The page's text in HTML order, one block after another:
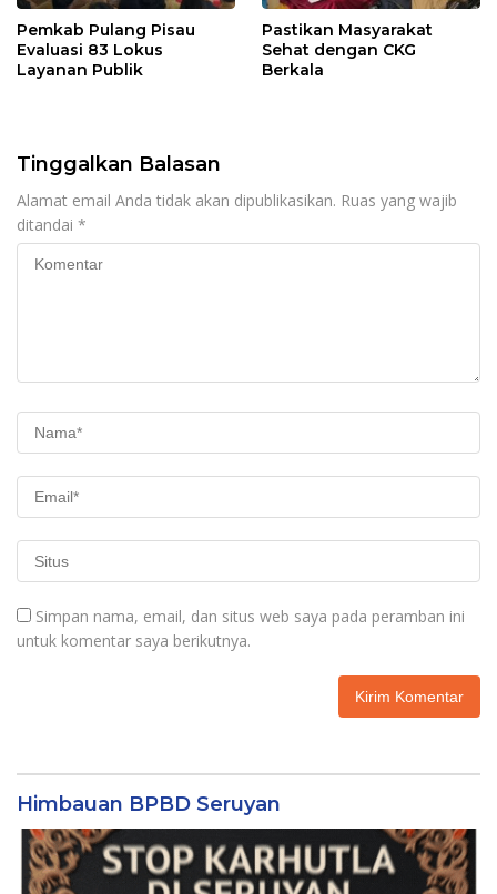
Pemkab Pulang Pisau
Evaluasi 83 Lokus
Layanan Publik
Pastikan Masyarakat
Sehat dengan CKG
Berkala
Tinggalkan Balasan
Alamat email Anda tidak akan dipublikasikan. Ruas yang wajib
ditandai *
Simpan nama, email, dan situs web saya pada peramban ini
untuk komentar saya berikutnya.
Himbauan BPBD Seruyan